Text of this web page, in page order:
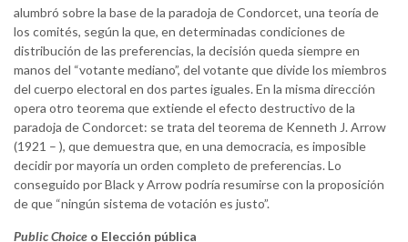
alumbró sobre la base de la paradoja de Condorcet, una teoría de
los comités, según la que, en determinadas condiciones de
distribución de las preferencias, la decisión queda siempre en
manos del “votante mediano”, del votante que divide los miembros
del cuerpo electoral en dos partes iguales. En la misma dirección
opera otro teorema que extiende el efecto destructivo de la
paradoja de Condorcet: se trata del teorema de Kenneth J. Arrow
(1921 – ), que demuestra que, en una democracia, es imposible
decidir por mayoría un orden completo de preferencias. Lo
conseguido por Black y Arrow podría resumirse con la proposición
de que “ningún sistema de votación es justo”.
Public Choice o Elección pública